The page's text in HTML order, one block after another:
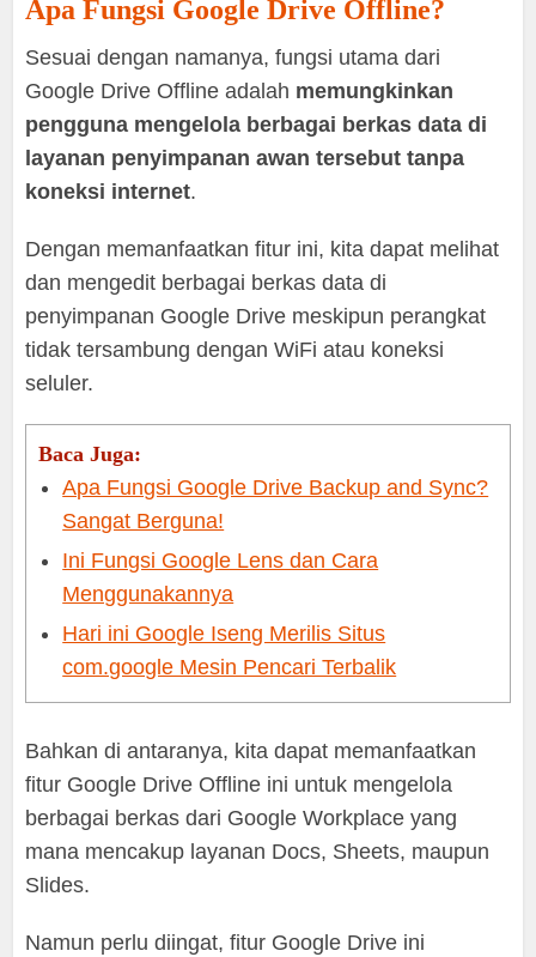
Apa Fungsi Google Drive Offline?
Sesuai dengan namanya, fungsi utama dari
Google Drive Offline adalah memungkinkan
pengguna mengelola berbagai berkas data di
layanan penyimpanan awan tersebut tanpa
koneksi internet.
Dengan memanfaatkan fitur ini, kita dapat melihat
dan mengedit berbagai berkas data di
penyimpanan Google Drive meskipun perangkat
tidak tersambung dengan WiFi atau koneksi
seluler.
Baca Juga:
Apa Fungsi Google Drive Backup and Sync?
Sangat Berguna!
Ini Fungsi Google Lens dan Cara
Menggunakannya
Hari ini Google Iseng Merilis Situs
com.google Mesin Pencari Terbalik
Bahkan di antaranya, kita dapat memanfaatkan
fitur Google Drive Offline ini untuk mengelola
berbagai berkas dari Google Workplace yang
mana mencakup layanan Docs, Sheets, maupun
Slides.
Namun perlu diingat, fitur Google Drive ini